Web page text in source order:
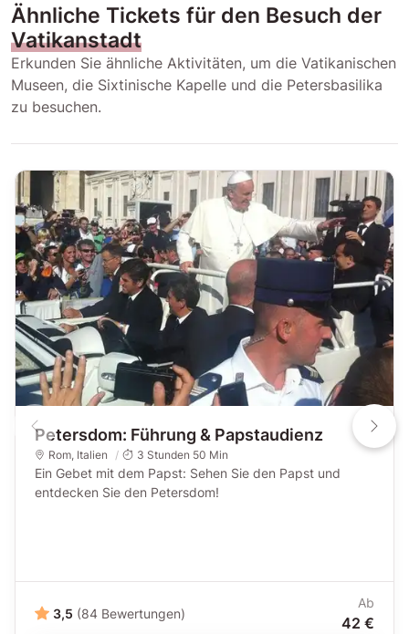
Ähnliche Tickets für den Besuch der
Vatikanstadt
Erkunden Sie ähnliche Aktivitäten, um die Vatikanischen
Museen, die Sixtinische Kapelle und die Petersbasilika
zu besuchen.
Petersdom: Führung & Papstaudienz
Rom, Italien 3 Stunden 50 Min
Ein Gebet mit dem Papst: Sehen Sie den Papst und
entdecken Sie den Petersdom!
3,5 (84 Bewertungen)
Ab
42 €